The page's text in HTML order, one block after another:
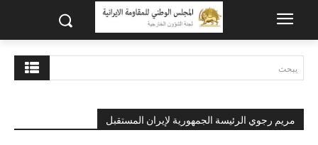
يبحث
مريم رجوي الرئيسة الجمهورية لإيران المستقبل